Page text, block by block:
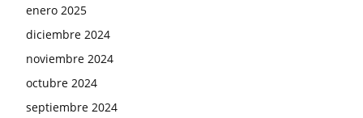
enero 2025
diciembre 2024
noviembre 2024
octubre 2024
septiembre 2024